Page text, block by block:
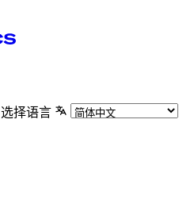
选择语言